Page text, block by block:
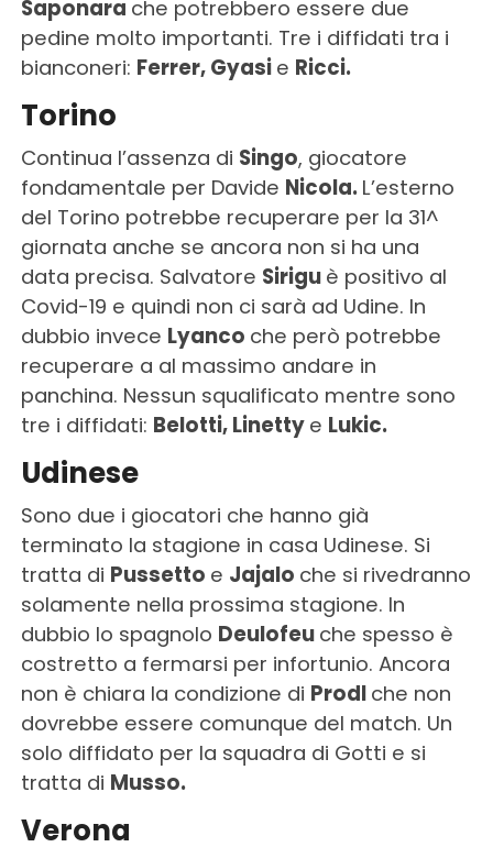
Saponara che potrebbero essere due
pedine molto importanti. Tre i diffidati tra i
bianconeri: Ferrer, Gyasi e Ricci.
Torino
Continua l’assenza di Singo, giocatore
fondamentale per Davide Nicola. L’esterno
del Torino potrebbe recuperare per la 31^
giornata anche se ancora non si ha una
data precisa. Salvatore Sirigu è positivo al
Covid-19 e quindi non ci sarà ad Udine. In
dubbio invece Lyanco che però potrebbe
recuperare a al massimo andare in
panchina. Nessun squalificato mentre sono
tre i diffidati: Belotti, Linetty e Lukic.
Udinese
Sono due i giocatori che hanno già
terminato la stagione in casa Udinese. Si
tratta di Pussetto e Jajalo che si rivedranno
solamente nella prossima stagione. In
dubbio lo spagnolo Deulofeu che spesso è
costretto a fermarsi per infortunio. Ancora
non è chiara la condizione di Prodl che non
dovrebbe essere comunque del match. Un
solo diffidato per la squadra di Gotti e si
tratta di Musso.
Verona